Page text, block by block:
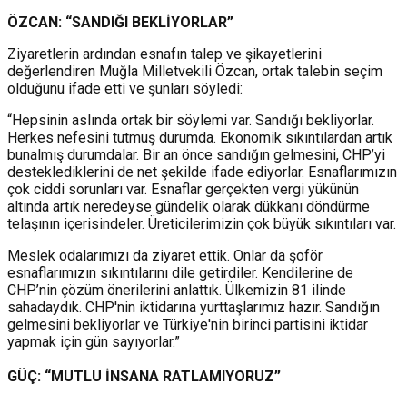
ÖZCAN: “SANDIĞI BEKLİYORLAR”
Ziyaretlerin ardından esnafın talep ve şikayetlerini
değerlendiren Muğla Milletvekili Özcan, ortak talebin seçim
olduğunu ifade etti ve şunları söyledi:
“Hepsinin aslında ortak bir söylemi var. Sandığı bekliyorlar.
Herkes nefesini tutmuş durumda. Ekonomik sıkıntılardan artık
bunalmış durumdalar. Bir an önce sandığın gelmesini, CHP’yi
desteklediklerini de net şekilde ifade ediyorlar. Esnaflarımızın
çok ciddi sorunları var. Esnaflar gerçekten vergi yükünün
altında artık neredeyse gündelik olarak dükkanı döndürme
telaşının içerisindeler. Üreticilerimizin çok büyük sıkıntıları var.
Meslek odalarımızı da ziyaret ettik. Onlar da şoför
esnaflarımızın sıkıntılarını dile getirdiler. Kendilerine de
CHP’nin çözüm önerilerini anlattık. Ülkemizin 81 ilinde
sahadaydık. CHP'nin iktidarına yurttaşlarımız hazır. Sandığın
gelmesini bekliyorlar ve Türkiye'nin birinci partisini iktidar
yapmak için gün sayıyorlar.”
GÜÇ: “MUTLU İNSANA RATLAMIYORUZ”